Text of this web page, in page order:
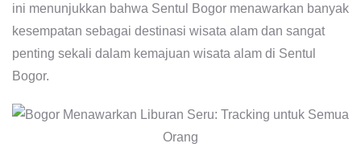
ini menunjukkan bahwa Sentul Bogor menawarkan banyak
kesempatan sebagai destinasi wisata alam dan sangat
penting sekali dalam kemajuan wisata alam di Sentul
Bogor.